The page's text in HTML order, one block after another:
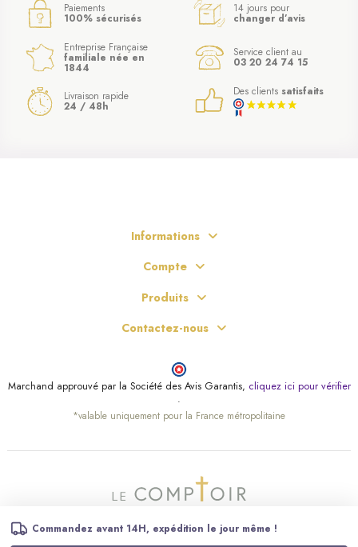
Commandez avant 14H, expédition le jour même !
Paiements
100% sécurisés
14 jours pour
changer d’avis
Entreprise Française
familiale née en
1844
Service client au
03 20 24 74 15
Livraison rapide
24 / 48h
Des clients satisfaits
Informations
Compte
Produits
Contactez-nous
Marchand approuvé par la Société des Avis Garantis, cliquez ici pour vérifier
.
*valable uniquement pour la France métropolitaine